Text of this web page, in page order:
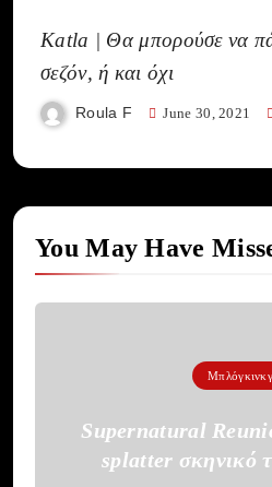
Katla | Θα μπορούσε να
σεζόν, ή και όχι
Roula F June 30, 2021
You May Have
Μπλόγκινκγ
Supernatural
splatter σκηνικό